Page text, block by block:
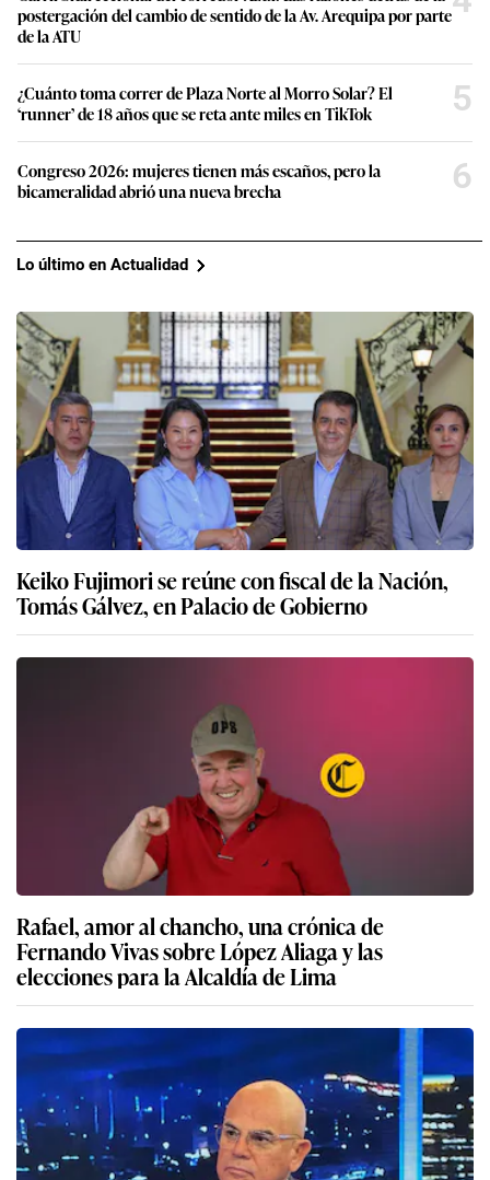
postergación del cambio de sentido de la Av. Arequipa por parte
de la ATU
¿Cuánto toma correr de Plaza Norte al Morro Solar? El
‘runner’ de 18 años que se reta ante miles en TikTok
5
Congreso 2026: mujeres tienen más escaños, pero la
bicameralidad abrió una nueva brecha
6
Lo último en Actualidad
Keiko Fujimori se reúne con fiscal de la Nación,
Tomás Gálvez, en Palacio de Gobierno
Rafael, amor al chancho, una crónica de
Fernando Vivas sobre López Aliaga y las
elecciones para la Alcaldía de Lima